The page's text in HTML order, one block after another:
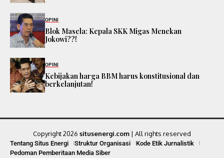
OPINI
Blok Masela: Kepala SKK Migas Menekan
Jokowi??!
OPINI
Kebijakan harga BBM harus konstitusional dan
berkelanjutan!
Copyright 2026 situsenergi.com | All rights reserved
Tentang Situs Energi Struktur Organisasi
Kode Etik Jurnalistik
Pedoman Pemberitaan Media Siber